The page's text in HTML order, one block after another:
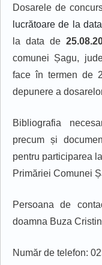
Dosarele de
lucrătoarede la
la data de
comunei Șagu,
face în termen de
depunere a
Bibliografia
precum și
pentru participarea
Primăriei Comunei
Persoana de
doamna Buza
Număr de telefon: